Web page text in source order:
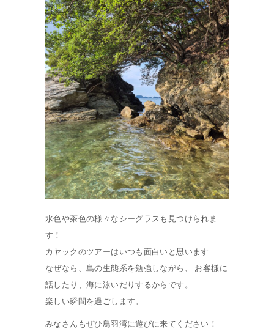
水色や茶色の様々なシーグラスも見つけられま
す！
カヤックのツアーはいつも面白いと思います!
なぜなら、島の生態系を勉強しながら、 お客様に
話したり、海に泳いだりするからです。
楽しい瞬間を過ごします。
みなさんもぜひ鳥羽湾に遊びに来てください！